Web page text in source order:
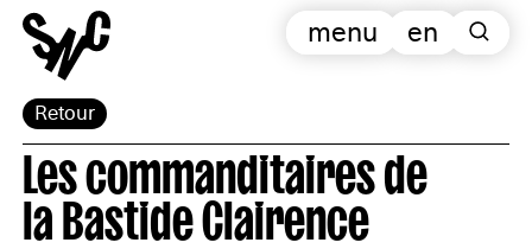
Retour
en
menu
Les commanditaires de
la Bastide Clairence